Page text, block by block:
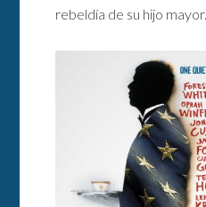
rebeldía de su hijo mayor.